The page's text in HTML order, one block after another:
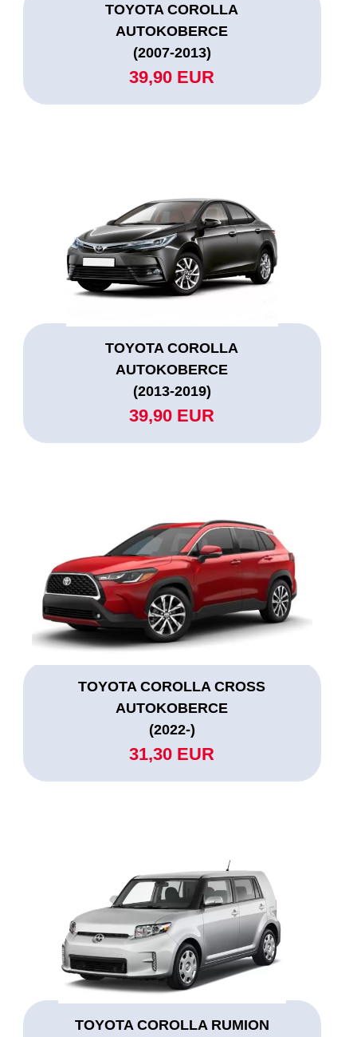
TOYOTA COROLLA
AUTOKOBERCE
(2007-2013)
39,90 EUR
TOYOTA COROLLA
AUTOKOBERCE
(2013-2019)
39,90 EUR
TOYOTA COROLLA CROSS
AUTOKOBERCE
(2022-)
31,30 EUR
TOYOTA COROLLA RUMION